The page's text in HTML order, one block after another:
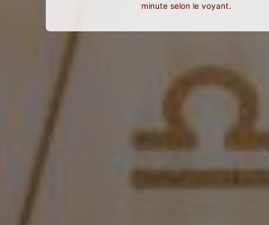
minute selon le voyant.